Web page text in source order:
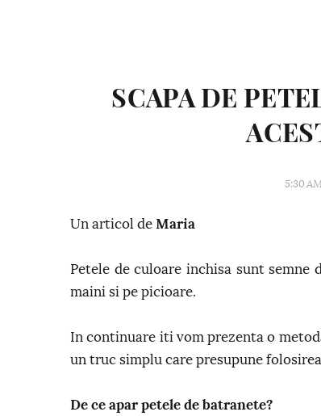
SCAPA DE
5:30 AM
Un articol de Maria
Petele de culoare inchisa sunt semne
maini si pe picioare.
In continuare iti vom prezenta o
un truc simplu care presupune
De ce apar petele de batranete?